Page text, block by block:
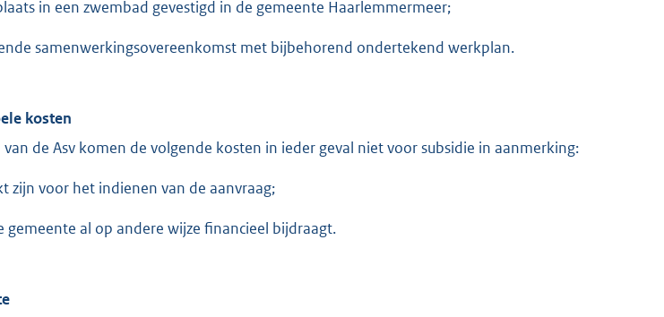
in een zwembad gevestigd in de gemeente Haarlemmermeer;
samenwerkingsovereenkomst met bijbehorend ondertekend werkplan.
kosten
de Asv komen de volgende kosten in ieder geval niet voor subsidie in aanmerking:
zijn voor het indienen van de aanvraag;
gemeente al op andere wijze financieel bijdraagt.